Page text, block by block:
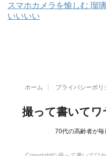
スマホカメラを愉しむ 瑠
いいいい
ホーム プライバシーポリ
撮って書いてワ
70代の高齢者が